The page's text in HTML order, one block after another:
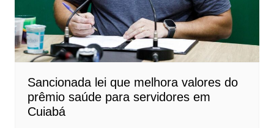
Sancionada lei que melhora valores do
prêmio saúde para servidores em
Cuiabá